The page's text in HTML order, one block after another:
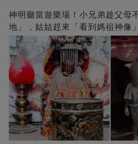
神明廳當遊樂場！小兄弟趁父母
地」，姑姑趕來「看到媽祖神像